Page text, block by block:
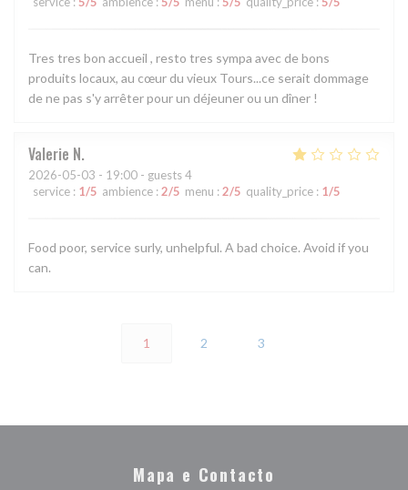
Tres tres bon accueil , resto tres sympa avec de bons
produits locaux, au cœur du vieux Tours...ce serait dommage
de ne pas s'y arrêter pour un déjeuner ou un dîner !
Valerie N
2026-05-03 - 19:00 - guests 4
service : 1/5 ambience : 2/5 menu : 2/5 quality_price : 1/5
Food poor, service surly, unhelpful. A bad choice. Avoid if you
can.
1 2 3
Mapa e Contacto